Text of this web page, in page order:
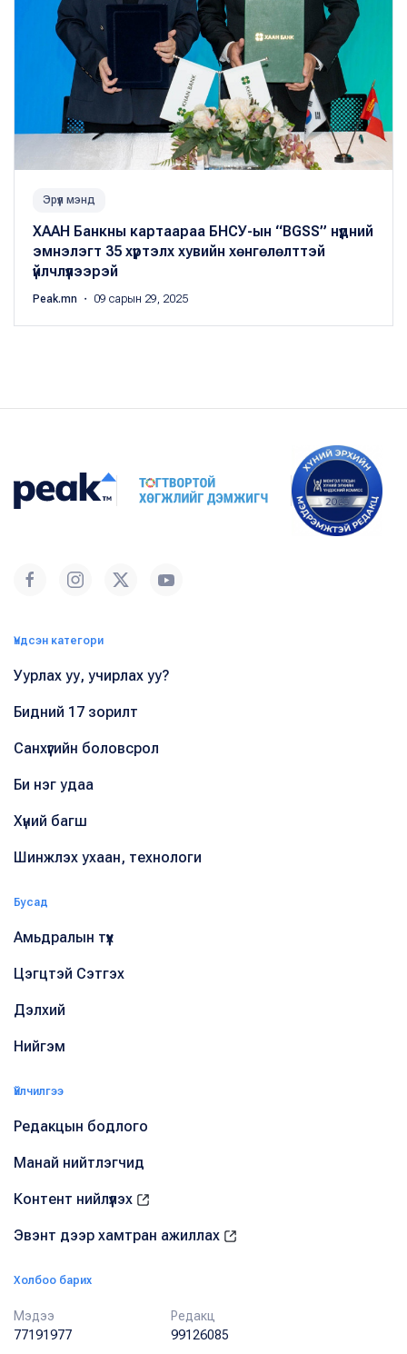
Эрүүл мэнд
ХААН Банкны картаараа БНСУ-ын “BGSS” нүдний
эмнэлэгт 35 хүртэлх хувийн хөнгөлөлттэй
үйлчлүүлээрэй
Peak.mn ・ 09 сарын 29, 2025
Үндсэн категори
Уурлах уу, учирлах уу?
Бидний 17 зорилт
Санхүүгийн боловсрол
Би нэг удаа
Хүний багш
Шинжлэх ухаан, технологи
Бусад
Амьдралын түүх
Цэгцтэй Сэтгэх
Дэлхий
Нийгэм
Үйлчилгээ
Редакцын бодлого
Манай нийтлэгчид
Контент нийлүүлэх
Эвэнт дээр хамтран ажиллах
Холбоо барих
Мэдээ
77191977
Редакц
99126085